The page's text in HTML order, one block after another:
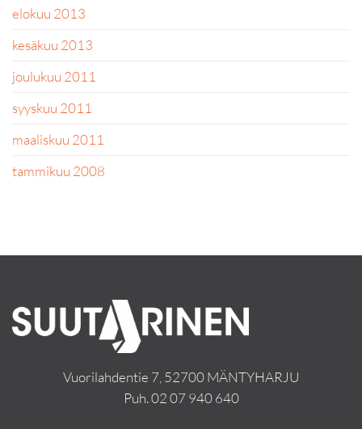
elokuu 2013
kesäkuu 2013
joulukuu 2011
syyskuu 2011
maaliskuu 2011
tammikuu 2008
Vuorilahdentie 7, 52700 MÄNTYHARJU
Puh.02 07 940 640